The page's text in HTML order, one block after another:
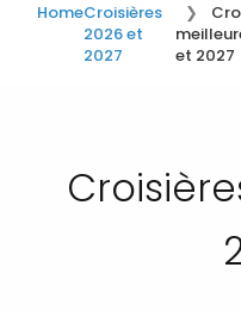
HomeCroisières
2026 et
2027
et 2027